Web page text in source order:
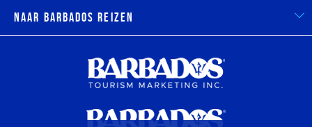
Naar Barbados reizen